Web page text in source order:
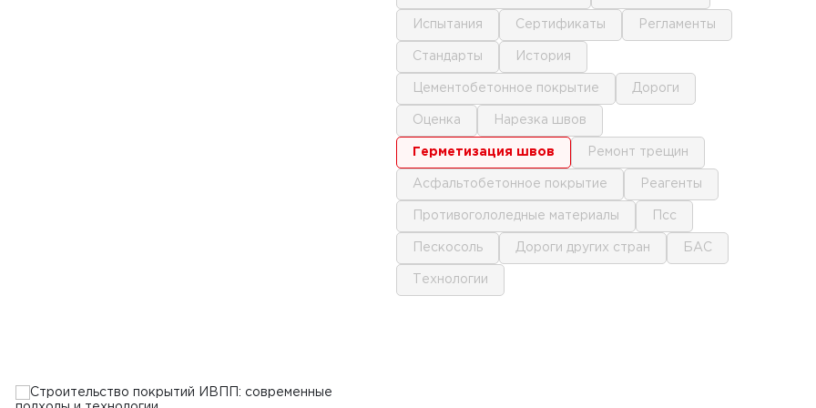
испытания сертификаты регламенты
стандарты история
цементобетонное покрытие дороги
оценка нарезка швов
герметизация швов ремонт трещин
асфальтобетонное покрытие реагенты
противогололедные материалы псс
пескосоль дороги других стран БАС
технологии